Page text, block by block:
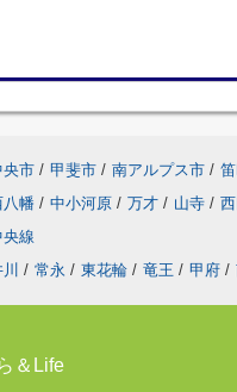
央市 / 甲斐市 / 南アルプス市 /
八幡 / 中小河原 / 万才 / 山寺 /
央線
/ 常永 / 東花輪 / 竜王 / 甲府 /
＆Life